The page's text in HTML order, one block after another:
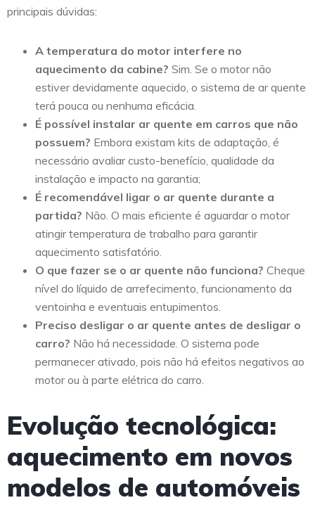
principais dúvidas:
A temperatura do motor interfere no
aquecimento da cabine? Sim. Se o motor não
estiver devidamente aquecido, o sistema de ar quente
terá pouca ou nenhuma eficácia.
É possível instalar ar quente em carros que não
possuem? Embora existam kits de adaptação, é
necessário avaliar custo-benefício, qualidade da
instalação e impacto na garantia;
É recomendável ligar o ar quente durante a
partida? Não. O mais eficiente é aguardar o motor
atingir temperatura de trabalho para garantir
aquecimento satisfatório.
O que fazer se o ar quente não funciona? Cheque
nível do líquido de arrefecimento, funcionamento da
ventoinha e eventuais entupimentos.
Preciso desligar o ar quente antes de desligar o
carro? Não há necessidade. O sistema pode
permanecer ativado, pois não há efeitos negativos ao
motor ou à parte elétrica do carro.
Evolução tecnológica:
aquecimento em novos
modelos de automóveis